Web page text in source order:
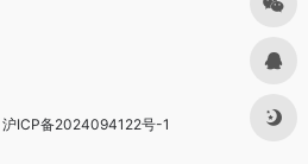
沪ICP备2024094122号-1